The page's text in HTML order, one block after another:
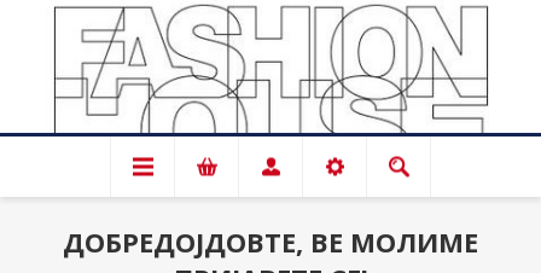
ДОБРЕДОЈДОВТЕ, ВЕ МОЛИМЕ